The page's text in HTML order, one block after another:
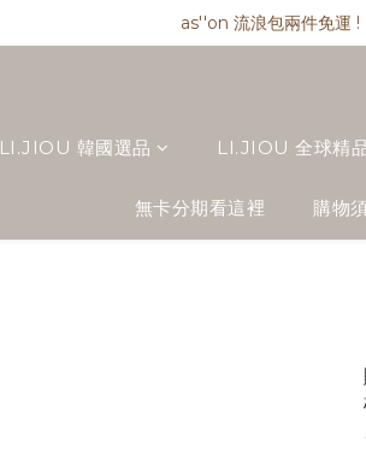
as''on 流浪包兩件免運 !
as''on 流浪包兩件免運 !
as''on 流浪包兩件免運 !
LI.JIOU 韓國選品 LI.JIOU 全球精
無卡分期看這裡 購物